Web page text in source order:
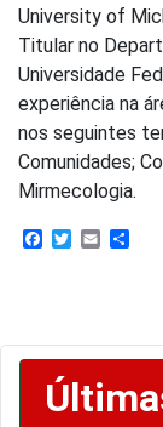
University of
Titular no
Universidade
experiência na
nos seguintes
Comunidades;
Mirmecologia.
Facebook
Twitter
Email